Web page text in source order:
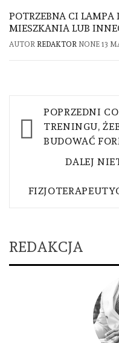
POTRZEBNA CI LAMPA
MIESZKANIA LUB
AUTOR REDAKTOR NONE 13
Nawigacja
wpisu
POPRZEDNI
TRENINGU,
BUDOWAĆ
DALEJ
REDAKCJA